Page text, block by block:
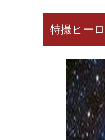
特撮ヒー